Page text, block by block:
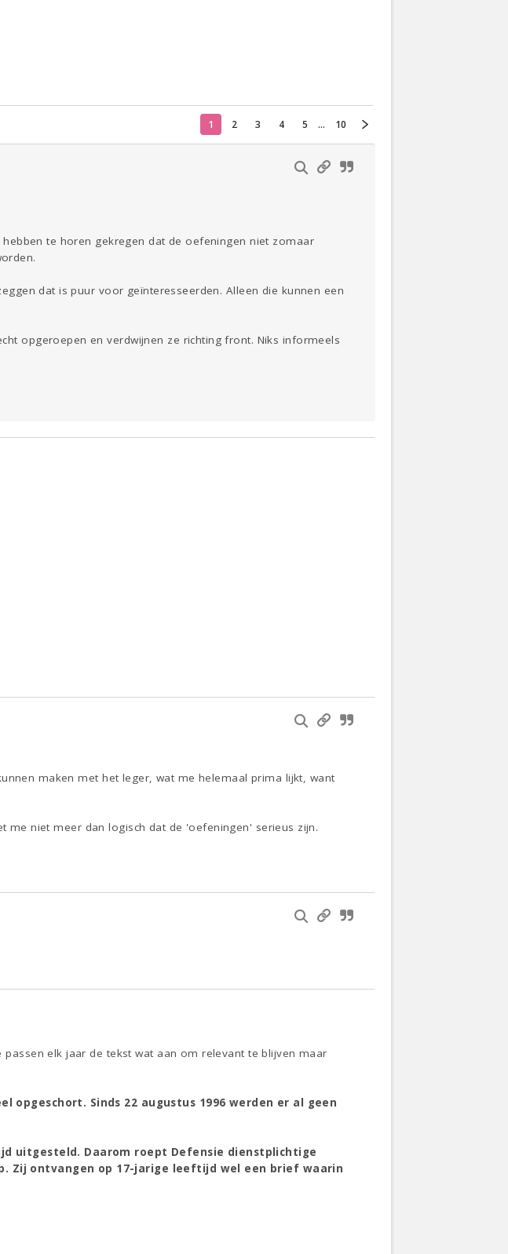
Thuis
1 2 3 4 5 ... 10
te horen gekregen dat de oefeningen niet zomaar
dat is puur voor geïnteresseerden. Alleen die kunnen een
opgeroepen en verdwijnen ze richting front. Niks informeels
maken met het leger, wat me helemaal prima lijkt, want
me niet meer dan logisch dat de 'oefeningen' serieus zijn.
elk jaar de tekst wat aan om relevant te blijven maar
opgeschort. Sinds 22 augustus 1996 werden er al geen
uitgesteld. Daarom roept Defensie dienstplichtige
Zij ontvangen op 17-jarige leeftijd wel een brief waarin